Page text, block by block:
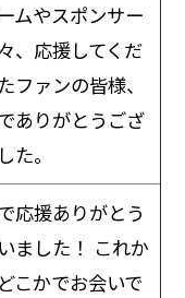
ムやスポンサー
、応援してくだ
ファンの皆様、
ありがとうござ
た。
応援ありがとう
ました！ これか
こかでお会いで